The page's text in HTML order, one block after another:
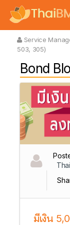
Service
503, 305)
Bond
มีเงิน